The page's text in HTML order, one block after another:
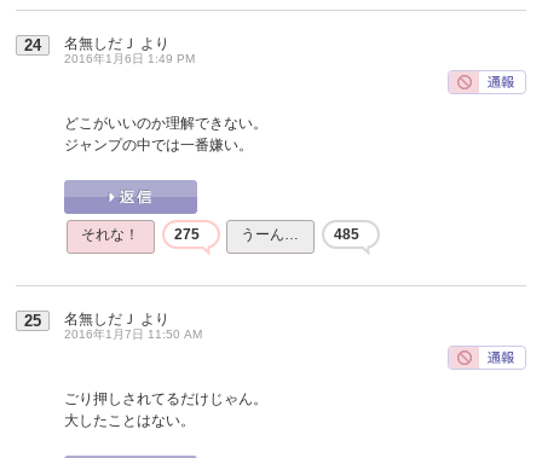
24 名無しだＪ より
2016年1月6日 1:49 PM
どこがいいのか理解できない。
ジャンプの中では一番嫌い。
それな！ 275 うーん… 485
25 名無しだＪ より
2016年1月7日 11:50 AM
ごり押しされてるだけじゃん。
大したことはない。